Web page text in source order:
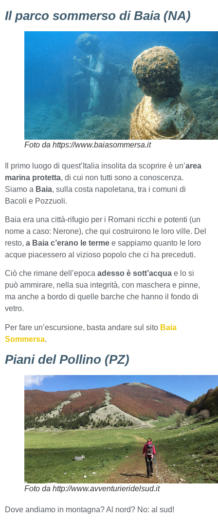
Il parco sommerso di Baia (NA)
Foto da https://www.baiasommersa.it
Il primo luogo di quest’Italia insolita da scoprire è un’area
marina protetta, di cui non tutti sono a conoscenza.
Siamo a Baia, sulla costa napoletana, tra i comuni di
Bacoli e Pozzuoli.
Baia era una città-rifugio per i Romani ricchi e potenti (un
nome a caso: Nerone), che qui costruirono le loro ville. Del
resto, a Baia c’erano le terme e sappiamo quanto le loro
acque piacessero al vizioso popolo che ci ha preceduti.
Ciò che rimane dell’epoca adesso è sott’acqua e lo si
può ammirare, nella sua integrità, con maschera e pinne,
ma anche a bordo di quelle barche che hanno il fondo di
vetro.
Per fare un’escursione, basta andare sul sito Baia
Sommersa.
Piani del Pollino (PZ)
Foto da http://www.avventurieridelsud.it
Dove andiamo in montagna? Al nord? No: al sud!